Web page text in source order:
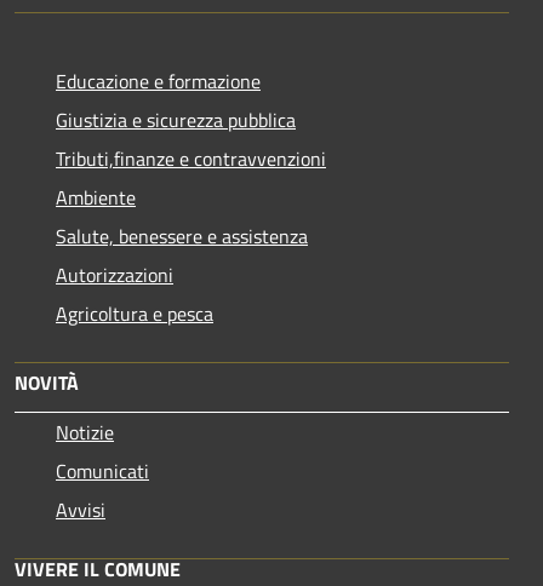
Educazione e formazione
Giustizia e sicurezza pubblica
Tributi,finanze e contravvenzioni
Ambiente
Salute, benessere e assistenza
Autorizzazioni
Agricoltura e pesca
NOVITÀ
Notizie
Comunicati
Avvisi
VIVERE IL COMUNE